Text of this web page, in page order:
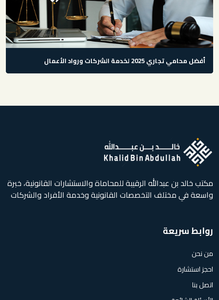
أفضل محامي تجاري 2025 لخدمة الشركات ورواد الأعمال
مكتب خالد بن عبدالله الرقيبة للمحاماة والاستشارات القانونية، خبرة
واسعة في مختلف التخصصات القانونية وخدمة الأفراد والشركات
روابط سريعة
من نحن
احجز استشارة
اتصل بنا